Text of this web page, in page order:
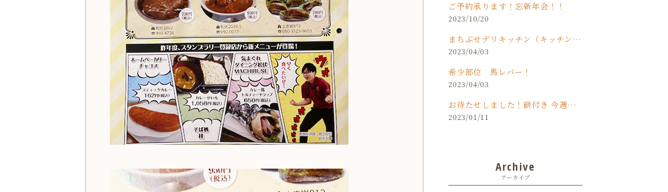
ご予約承ります！忘新年会！！
2023/10/20
まちぶせデリキッチン（キッチンカー）
2023/04/03
希少部位 馬レバー！
2023/04/03
お待たせしました！餅付き 今週末(日)開催！！
2023/01/11
Archive
アーカイブ